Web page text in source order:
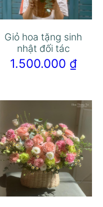
Giỏ hoa tặng sinh
nhật đối tác
1.500.000 ₫